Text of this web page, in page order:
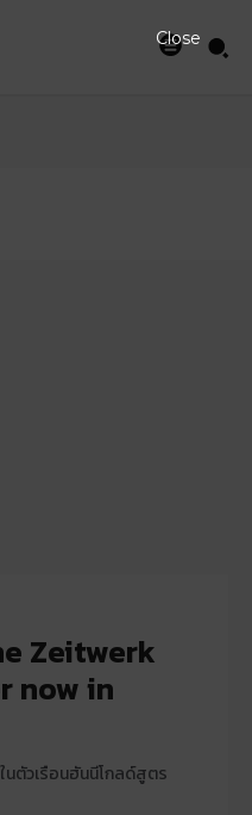
Zeitwerk
now in
นตัวเรือนฮันนีโกลด์สูตร
Close